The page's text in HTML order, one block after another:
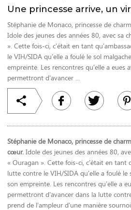
Une princesse arrive, un
Stéphanie de Monaco, princesse de
Idole des jeunes des années 80, avec sa
». Cette fois-ci, c’était en tant
le VIH/SIDA qu’elle a foulé le sol
empreinte. Les rencontres qu’elle a eues
permettront d’avancer ...
Stéphanie de Monaco, princesse de
cœur. Idole des jeunes des années 80,
« Ouragan ». Cette fois-ci, c’était en tant
lutte contre le VIH/SIDA qu’elle a foulé le
son empreinte. Les rencontres qu’elle a
permettront d’avancer dans la lutte
prend de l’ampleur d’une manière